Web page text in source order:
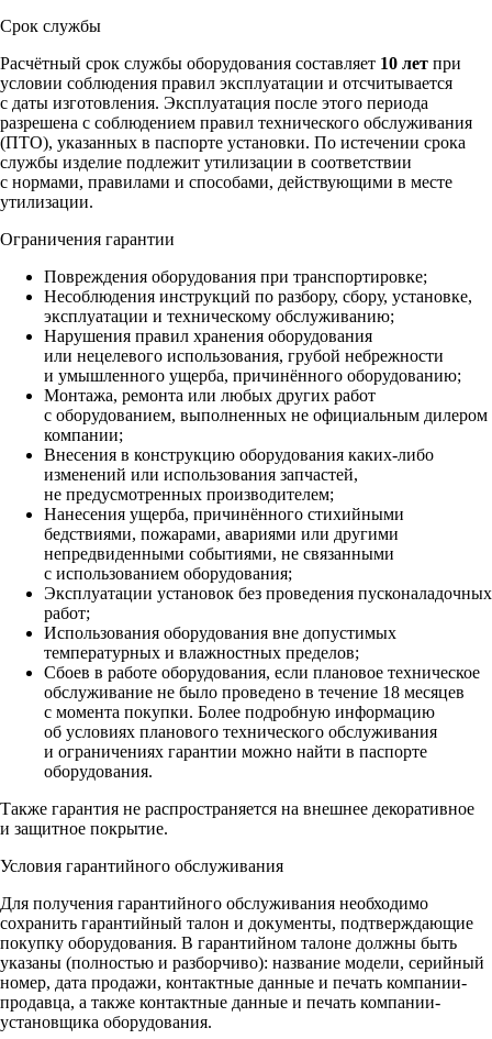
Срок службы
Расчётный срок службы оборудования составляет 10 лет при
условии соблюдения правил эксплуатации и отсчитывается
с даты изготовления. Эксплуатация после этого периода
разрешена с соблюдением правил технического обслуживания
(ПТО), указанных в паспорте установки. По истечении срока
службы изделие подлежит утилизации в соответствии
с нормами, правилами и способами, действующими в месте
утилизации.
Ограничения гарантии
Повреждения оборудования при транспортировке;
Несоблюдения инструкций по разбору, сбору, установке,
эксплуатации и техническому обслуживанию;
Нарушения правил хранения оборудования
или нецелевого использования, грубой небрежности
и умышленного ущерба, причинённого оборудованию;
Монтажа, ремонта или любых других работ
с оборудованием, выполненных не официальным дилером
компании;
Внесения в конструкцию оборудования каких‑либо
изменений или использования запчастей,
не предусмотренных производителем;
Нанесения ущерба, причинённого стихийными
бедствиями, пожарами, авариями или другими
непредвиденными событиями, не связанными
с использованием оборудования;
Эксплуатации установок без проведения пусконаладочных
работ;
Использования оборудования вне допустимых
температурных и влажностных пределов;
Сбоев в работе оборудования, если плановое техническое
обслуживание не было проведено в течение 18 месяцев
с момента покупки. Более подробную информацию
об условиях планового технического обслуживания
и ограничениях гарантии можно найти в паспорте
оборудования.
Также гарантия не распространяется на внешнее декоративное
и защитное покрытие.
Условия гарантийного обслуживания
Для получения гарантийного обслуживания необходимо
сохранить гарантийный талон и документы, подтверждающие
покупку оборудования. В гарантийном талоне должны быть
указаны (полностью и разборчиво): название модели, серийный
номер, дата продажи, контактные данные и печать компании-
продавца, а также контактные данные и печать компании-
установщика оборудования.